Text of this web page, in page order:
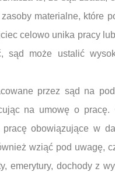
materialne, które
celowo unika pracy
sąd może ustalić
przez sąd na
na umowę o
pracę obowiązujące w
wziąć pod uwagę,
emerytury, dochody z